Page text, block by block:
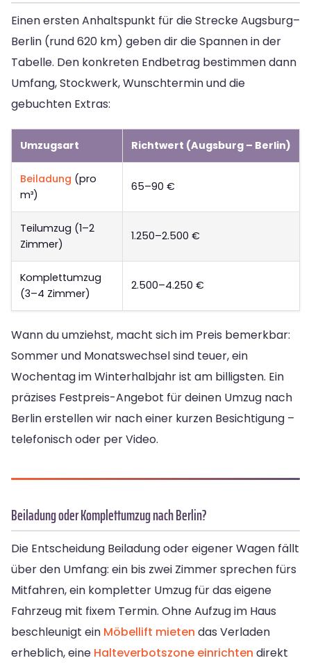
Einen ersten Anhaltspunkt für die Strecke Augsburg–
Berlin (rund 620 km) geben dir die Spannen in der
Tabelle. Den konkreten Endbetrag bestimmen dann
Umfang, Stockwerk, Wunschtermin und die
gebuchten Extras:
Umzugsart Richtwert (Augsburg – Berlin)
Beiladung (pro
m³)
65–90 €
Teilumzug (1–2
Zimmer)
1.250–2.500 €
Komplettumzug
(3–4 Zimmer)
2.500–4.250 €
Wann du umziehst, macht sich im Preis bemerkbar:
Sommer und Monatswechsel sind teuer, ein
Wochentag im Winterhalbjahr ist am billigsten. Ein
präzises Festpreis-Angebot für deinen Umzug nach
Berlin erstellen wir nach einer kurzen Besichtigung –
telefonisch oder per Video.
Beiladung oder Komplettumzug nach Berlin?
Die Entscheidung Beiladung oder eigener Wagen fällt
über den Umfang: ein bis zwei Zimmer sprechen fürs
Mitfahren, ein kompletter Umzug für das eigene
Fahrzeug mit fixem Termin. Ohne Aufzug im Haus
beschleunigt ein Möbellift mieten das Verladen
erheblich, eine Halteverbotszone einrichten direkt